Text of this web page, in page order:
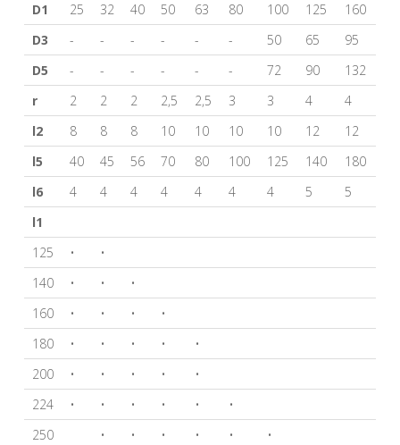
D1 25 32 40 50 63 80 100 125
160
D3
- - - - - - 50 65
95
D5
- - - - - - 72 90
132
r
2 2 2 2,5 2,5 3 3 4
4
l2
8 8 8 10 10 10 10 12
12
l5
40 45 56 70 80 100 125 140
180
l6
4 4 4 4 4 4 4 5
5
l1
125
•
•
140
• •
•
160
• • •
•
180
• • • •
•
200
• • • •
•
224
• • • • •
•
250
• • • • •
•